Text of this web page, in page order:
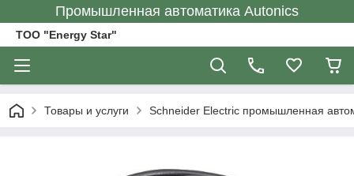
Промышленная автоматика Autonics
ТОО "Energy Star"
Товары и услуги Schneider Electric промышленная